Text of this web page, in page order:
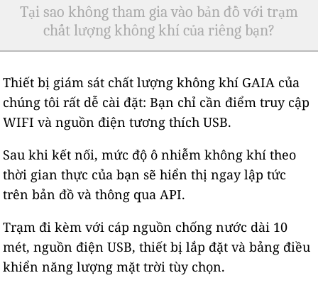
Tại sao không tham gia vào bản đồ với trạm
chất lượng không khí của riêng bạn?
Thiết bị giám sát chất lượng không khí GAIA của
chúng tôi rất dễ cài đặt: Bạn chỉ cần điểm truy cập
WIFI và nguồn điện tương thích USB.
Sau khi kết nối, mức độ ô nhiễm không khí theo
thời gian thực của bạn sẽ hiển thị ngay lập tức
trên bản đồ và thông qua API.
Trạm đi kèm với cáp nguồn chống nước dài 10
mét, nguồn điện USB, thiết bị lắp đặt và bảng điều
khiển năng lượng mặt trời tùy chọn.